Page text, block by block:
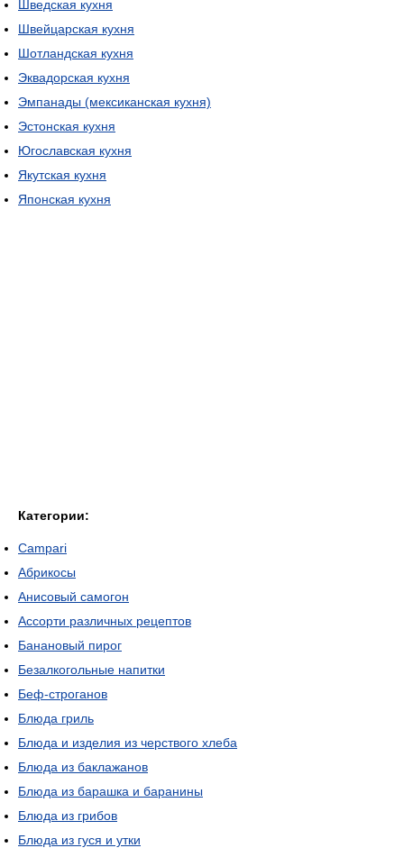
Шведская кухня
Швейцарская кухня
Шотландская кухня
Эквадорская кухня
Эмпанады (мексиканская кухня)
Эстонская кухня
Югославская кухня
Якутская кухня
Японская кухня
Категории:
Campari
Абрикосы
Анисовый самогон
Ассорти различных рецептов
Банановый пирог
Безалкогольные напитки
Беф-строганов
Блюда гриль
Блюда и изделия из черствого хлеба
Блюда из баклажанов
Блюда из барашка и баранины
Блюда из грибов
Блюда из гуся и утки